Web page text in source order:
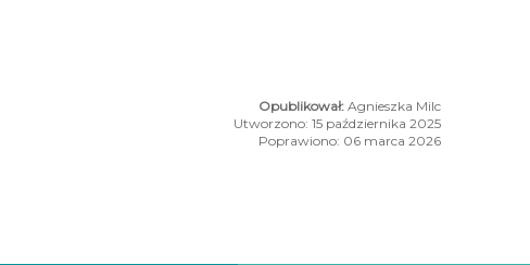
Agnieszka Milc
Utworzono: 15 października 2025
Poprawiono: 06 marca 2026
na Stadion" za nami
W BUSKU-ZDROJU - WIZYTA STUDYJNA,